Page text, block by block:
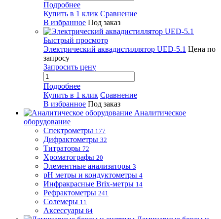
Подробнее
Купить в 1 клик Сравнение
В избранное Под заказ
Быстрый просмотр
Электрический аквадистиллятор UED-5.1 Цена по
запросу
Запросить цену
Подробнее
Купить в 1 клик Сравнение
В избранное Под заказ
Аналитическое
оборудование
Спектрометры 177
Дифрактометры 32
Титраторы 72
Хроматографы 20
Элементные анализаторы 3
pH метры и кондуктометры 4
Инфракрасные Brix-метры 14
Рефрактометры 241
Солемеры 11
Аксессуары 84